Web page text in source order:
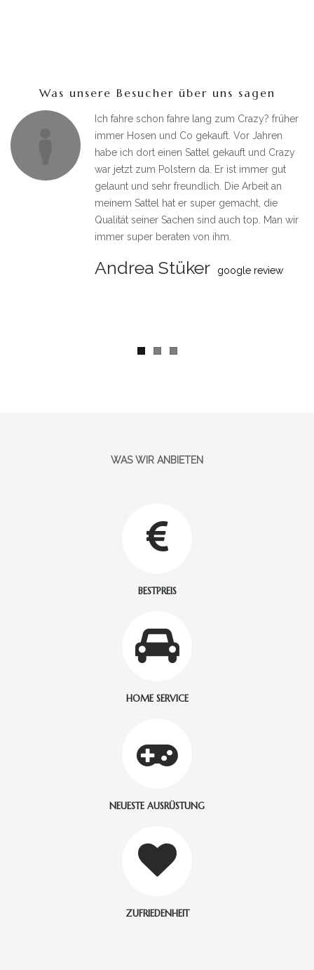
Was unsere Besucher über uns sagen
Ich fahre schon fahre lang zum Crazy? früher
immer Hosen und Co gekauft. Vor Jahren
habe ich dort einen Sattel gekauft und Crazy
war jetzt zum Polstern da. Er ist immer gut
gelaunt und sehr freundlich. Die Arbeit an
meinem Sattel hat er super gemacht, die
Qualität seiner Sachen sind auch top. Man wir
immer super beraten von ihm.
Andrea Stüker google review
WAS WIR ANBIETEN
BESTPREIS
HOME SERVICE
NEUESTE AUSRÜSTUNG
ZUFRIEDENHEIT